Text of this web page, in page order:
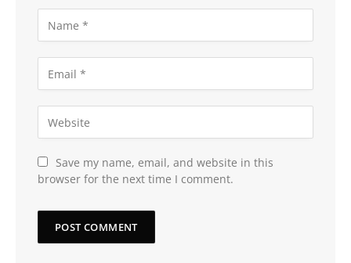
Save my name, email, and website in this
browser for the next time I comment.